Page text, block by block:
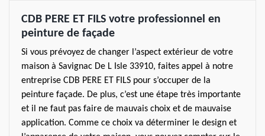
CDB PERE ET FILS votre professionnel en
peinture de façade
Si vous prévoyez de changer l’aspect extérieur de votre
maison à Savignac De L Isle 33910, faites appel à notre
entreprise CDB PERE ET FILS pour s’occuper de la
peinture façade. De plus, c’est une étape très importante
et il ne faut pas faire de mauvais choix et de mauvaise
application. Comme ce choix va déterminer le design et